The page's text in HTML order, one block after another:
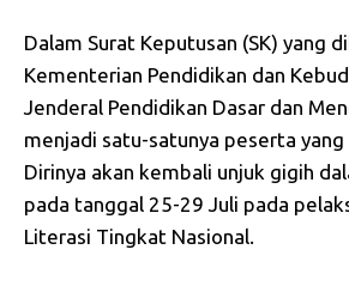
Dalam Surat Keputusan (SK) yang
Kementerian Pendidikan dan
Jenderal Pendidikan Dasar dan
menjadi satu-satunya peserta yang
Dirinya akan kembali unjuk gigih
pada tanggal 25-29 Juli pada
Literasi Tingkat Nasional.